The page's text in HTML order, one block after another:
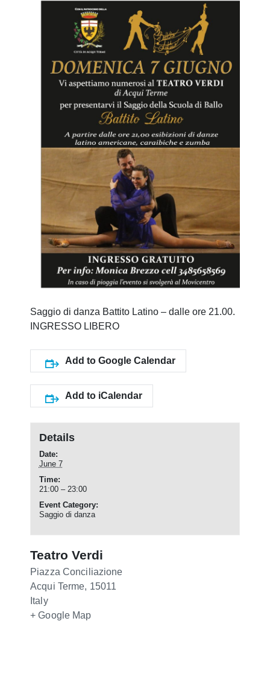
Saggio di danza Battito Latino – dalle ore 21.00.
INGRESSO LIBERO
Add to Google Calendar
Add to iCalendar
Details
Date:
June 7
Time:
21:00 – 23:00
Event Category:
Saggio di danza
Teatro Verdi
Piazza Conciliazione
Acqui Terme, 15011
Italy
+ Google Map